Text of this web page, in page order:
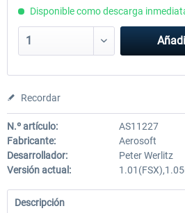
Disponible como descarga
Recordar
N.º artículo:
AS11227
Fabricante:
Aerosoft
Desarrollador:
Peter Werlitz
Versión actual:
Descripción